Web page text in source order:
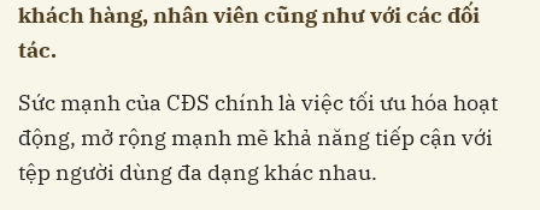
khách hàng, nhân viên cũng như với các đối
tác.
Sức mạnh của CĐS chính là việc tối ưu hóa hoạt
động, mở rộng mạnh mẽ khả năng tiếp cận với
tệp người dùng đa dạng khác nhau.